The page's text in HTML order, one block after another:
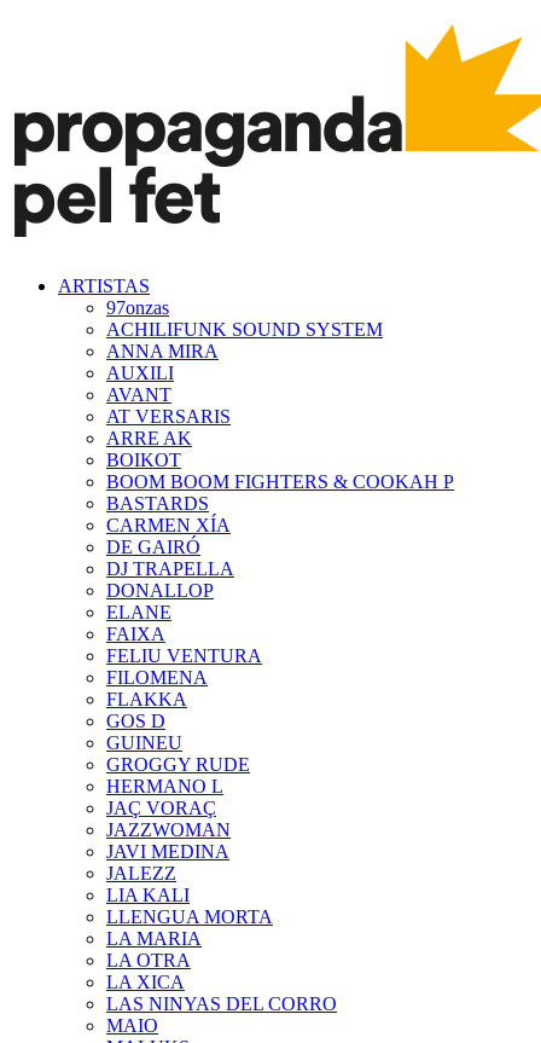
ARTISTAS
97onzas
ACHILIFUNK SOUND SYSTEM
ANNA MIRA
AUXILI
AVANT
AT VERSARIS
ARRE AK
BOIKOT
BOOM BOOM FIGHTERS & COOKAH P
BASTARDS
CARMEN XÍA
DE GAIRÓ
DJ TRAPELLA
DONALLOP
ELANE
FAIXA
FELIU VENTURA
FILOMENA
FLAKKA
GOS D
GUINEU
GROGGY RUDE
HERMANO L
JAÇ VORAÇ
JAZZWOMAN
JAVI MEDINA
JALEZZ
LIA KALI
LLENGUA MORTA
LA MARIA
LA OTRA
LA XICA
LAS NINYAS DEL CORRO
MAIO